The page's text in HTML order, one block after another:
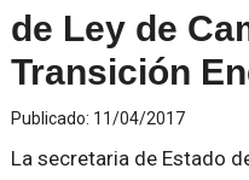
de Ley de
Transición
Publicado: 11/04/2017
La secretaria de Estado